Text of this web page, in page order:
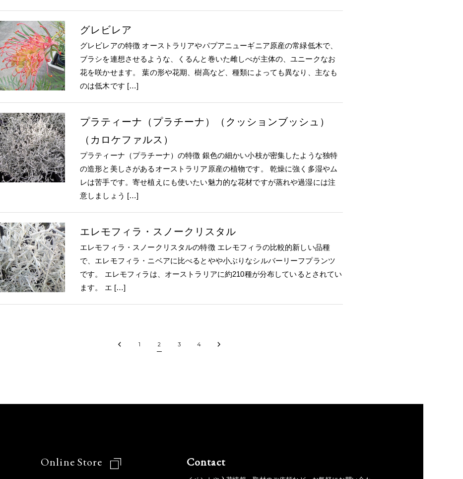
グレビレア
グレビレアの特徴 オーストラリアやパプアニューギニア原産の常緑低木で、
ブラシを連想させるような、くるんと巻いた雌しべが主体の、ユニークなお
花を咲かせます。 葉の形や花期、樹高など、種類によっても異なり、主なも
のは低木です […]
プラティーナ（プラチーナ）（クッションブッシュ）
（カロケファルス）
プラティーナ（プラチーナ）の特徴 銀色の細かい小枝が密集したような独特
の造形と美しさがあるオーストラリア原産の植物です。 乾燥に強く多湿やム
レは苦手です。寄せ植えにも使いたい魅力的な花材ですが蒸れや過湿には注
意しましょう […]
エレモフィラ・スノークリスタル
エレモフィラ・スノークリスタルの特徴 エレモフィラの比較的新しい品種
で、エレモフィラ・ニベアに比べるとやや小ぶりなシルバーリーフプランツ
です。 エレモフィラは、オーストラリアに約210種が分布しているとされてい
ます。 エ […]
1 2 3 4
Online Store Contact